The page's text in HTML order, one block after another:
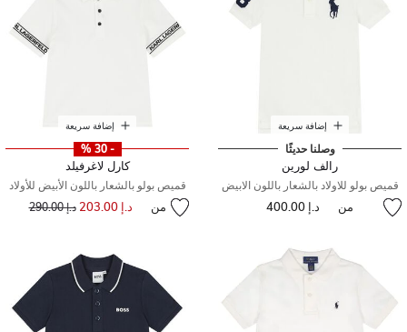
إضافة سريعة
وصلنا حديثًا
رالف لورين
قميص بولو للاولاد بالشعار باللون الابيض
من د.إ 400.00
إضافة سريعة
- 30 %
كارل لاغرفيلد
قميص بولو بالشعار باللون الأبيض للأولاد
من د.إ 203.00 سعر مخفض من
د.إ 290.00 إلى